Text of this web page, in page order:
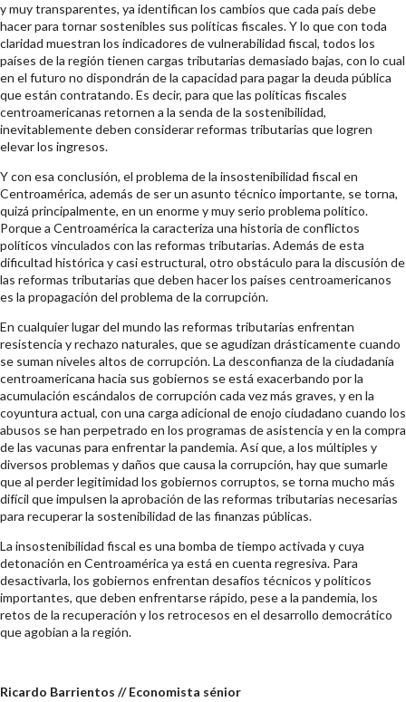
y muy transparentes, ya identifican los cambios que cada país debe
hacer para tornar sostenibles sus políticas fiscales. Y lo que con toda
claridad muestran los indicadores de vulnerabilidad fiscal, todos los
países de la región tienen cargas tributarias demasiado bajas, con lo cual
en el futuro no dispondrán de la capacidad para pagar la deuda pública
que están contratando. Es decir, para que las políticas fiscales
centroamericanas retornen a la senda de la sostenibilidad,
inevitablemente deben considerar reformas tributarias que logren
elevar los ingresos.
Y con esa conclusión, el problema de la insostenibilidad fiscal en
Centroamérica, además de ser un asunto técnico importante, se torna,
quizá principalmente, en un enorme y muy serio problema político.
Porque a Centroamérica la caracteriza una historia de conflictos
políticos vinculados con las reformas tributarias. Además de esta
dificultad histórica y casi estructural, otro obstáculo para la discusión de
las reformas tributarias que deben hacer los países centroamericanos
es la propagación del problema de la corrupción.
En cualquier lugar del mundo las reformas tributarias enfrentan
resistencia y rechazo naturales, que se agudizan drásticamente cuando
se suman niveles altos de corrupción. La desconfianza de la ciudadanía
centroamericana hacia sus gobiernos se está exacerbando por la
acumulación escándalos de corrupción cada vez más graves, y en la
coyuntura actual, con una carga adicional de enojo ciudadano cuando los
abusos se han perpetrado en los programas de asistencia y en la compra
de las vacunas para enfrentar la pandemia. Así que, a los múltiples y
diversos problemas y daños que causa la corrupción, hay que sumarle
que al perder legitimidad los gobiernos corruptos, se torna mucho más
difícil que impulsen la aprobación de las reformas tributarias necesarias
para recuperar la sostenibilidad de las finanzas públicas.
La insostenibilidad fiscal es una bomba de tiempo activada y cuya
detonación en Centroamérica ya está en cuenta regresiva. Para
desactivarla, los gobiernos enfrentan desafíos técnicos y políticos
importantes, que deben enfrentarse rápido, pese a la pandemia, los
retos de la recuperación y los retrocesos en el desarrollo democrático
que agobian a la región.
Ricardo Barrientos // Economista sénior